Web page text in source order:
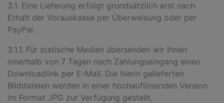
3.1. Eine Lieferung erfolgt grundsätzlich erst nach
Erhalt der Vorauskasse per Überweisung oder per
PayPal.
3.1.1. Für statische Medien übersenden wir Ihnen
innerhalb von 7 Tagen nach Zahlungseingang einen
Downloadlink per E-Mail. Die hierin gelieferten
Bilddateien werden in einer hochauflösenden Version
im Format JPG zur Verfügung gestellt.